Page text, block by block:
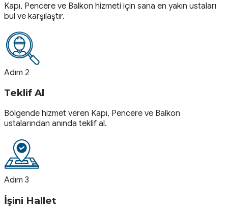
Kapı, Pencere ve Balkon hizmeti için sana en yakın ustaları
bul ve karşılaştır.
Adım 2
Teklif Al
Bölgende hizmet veren Kapı, Pencere ve Balkon
ustalarından anında teklif al.
Adım 3
İşini Hallet